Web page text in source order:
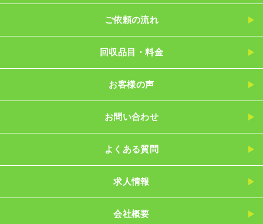
ご依頼の流れ
回収品目・料金
お客様の声
お問い合わせ
よくある質問
求人情報
会社概要